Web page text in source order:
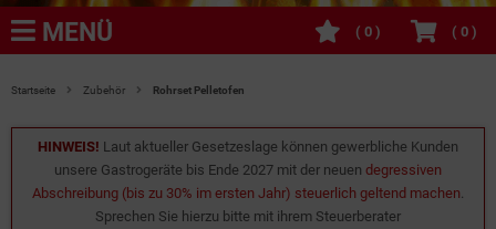
MENÜ ( 0 )
( 0 )
Startseite Zubehör Rohrset Pelletofen
HINWEIS! Laut aktueller Gesetzeslage können gewerbliche Kunden
unsere Gastrogeräte bis Ende 2027 mit der neuen degressiven
Abschreibung (bis zu 30% im ersten Jahr) steuerlich geltend machen.
Sprechen Sie hierzu bitte mit ihrem Steuerberater